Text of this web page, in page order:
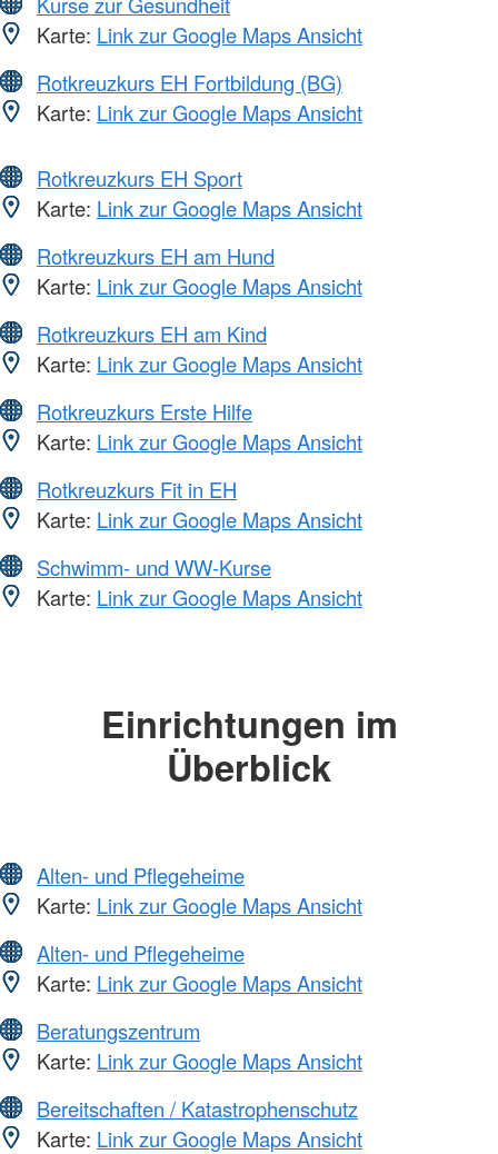
Karte: Link zur Google Maps Ansicht
Rotkreuzkurs EH Fortbildung (BG)
Karte: Link zur Google Maps Ansicht
Rotkreuzkurs EH Sport
Karte: Link zur Google Maps Ansicht
Rotkreuzkurs EH am Hund
Karte: Link zur Google Maps Ansicht
Rotkreuzkurs EH am Kind
Karte: Link zur Google Maps Ansicht
Rotkreuzkurs Erste Hilfe
Karte: Link zur Google Maps Ansicht
Rotkreuzkurs Fit in EH
Karte: Link zur Google Maps Ansicht
Schwimm- und WW-Kurse
Karte: Link zur Google Maps Ansicht
Einrichtungen im
Überblick
Alten- und Pflegeheime
Karte: Link zur Google Maps Ansicht
Alten- und Pflegeheime
Karte: Link zur Google Maps Ansicht
Beratungszentrum
Karte: Link zur Google Maps Ansicht
Bereitschaften / Katastrophenschutz
Karte: Link zur Google Maps Ansicht